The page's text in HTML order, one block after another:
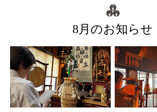
8月のお知らせ